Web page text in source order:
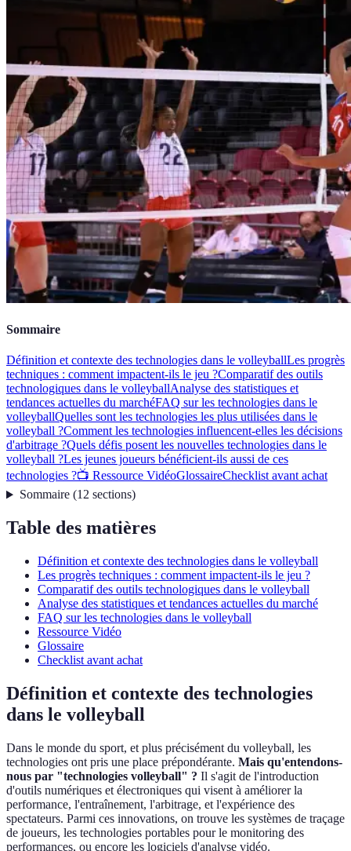
Sommaire
Définition et contexte des technologies dans le volleyballLes progrès
techniques : comment impactent-ils le jeu ?Comparatif des outils
technologiques dans le volleyballAnalyse des statistiques et
tendances actuelles du marchéFAQ sur les technologies dans le
volleyballQuelles sont les technologies les plus utilisées dans le
volleyball ?Comment les technologies influencent-elles les décisions
d'arbitrage ?Quels défis posent les nouvelles technologies dans le
volleyball ?Les jeunes joueurs bénéficient-ils aussi de ces
technologies ?📺 Ressource VidéoGlossaireChecklist avant achat
Sommaire(12 sections)
Table des matières
Définition et contexte des technologies dans le volleyball
Les progrès techniques : comment impactent-ils le jeu ?
Comparatif des outils technologiques dans le volleyball
Analyse des statistiques et tendances actuelles du marché
FAQ sur les technologies dans le volleyball
Ressource Vidéo
Glossaire
Checklist avant achat
Définition et contexte des technologies
dans le volleyball
Dans le monde du sport, et plus précisément du volleyball, les
technologies ont pris une place prépondérante. Mais qu'entendons-
nous par "technologies volleyball" ? Il s'agit de l'introduction
d'outils numériques et électroniques qui visent à améliorer la
performance, l'entraînement, l'arbitrage, et l'expérience des
spectateurs. Parmi ces innovations, on trouve les systèmes de traçage
de joueurs, les technologies portables pour le monitoring des
performances, ou encore les logiciels d'analyse vidéo.